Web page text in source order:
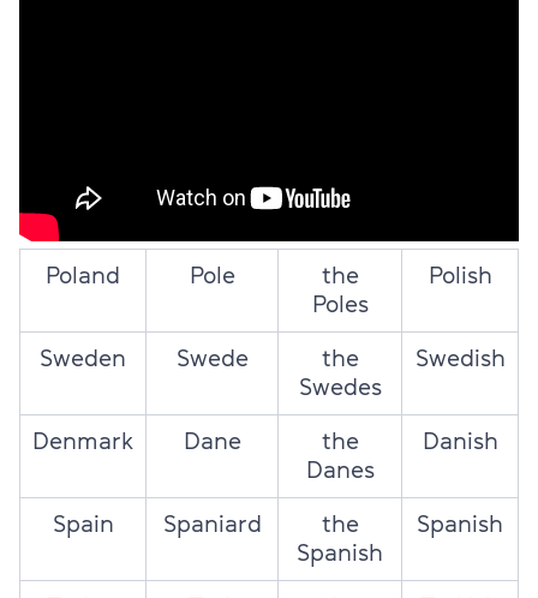
Poland Pole
the
Poles
Polish
Sweden Swede
the
Swedes
Swedish
Denmark Dane
the
Danes
Danish
Spain Spaniard
the
Spanish
Spanish